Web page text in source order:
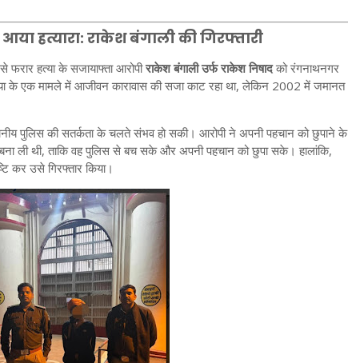
हत्यारा: राकेश बंगाली की गिरफ्तारी
फरार हत्या के सजायाफ्ता आरोपीराकेश बंगाली उर्फ राकेश निषादको रंगनाथनगर
के एक मामले में आजीवन कारावास की सजा काट रहा था, लेकिन 2002 में जमानत
पुलिस की सतर्कता के चलते संभव हो सकी। आरोपी ने अपनी पहचान को छुपाने के
ली थी, ताकि वह पुलिस से बच सके और अपनी पहचान को छुपा सके। हालांकि,
कर उसे गिरफ्तार किया।